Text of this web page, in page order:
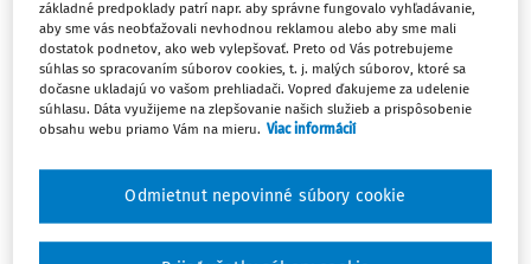
§ 142 Občianskeho súdneho poriadku
Občiansky súdny poriadok neukladá súdu povinnosť, aby v
prípade, keď advokát v konaní zastupuje viacerých
účastníkov, doručoval advokátovi svoje rozhodnutie v
zastúpených účastníkov.
Rozhodnutie súdu je účinne doručené doručením ich
základné predpoklady patrí napr. aby správne fungovalo vyhľadávanie,
aby sme vás neobťažovali nevhodnou reklamou alebo aby sme mali
dostatok podnetov, ako web vylepšovať. Preto od Vás potrebujeme
súhlas so spracovaním súborov cookies, t. j. malých súborov, ktoré sa
dočasne ukladajú vo vašom prehliadači. Vopred ďakujeme za udelenie
súhlasu. Dáta využijeme na zlepšovanie našich služieb a prispôsobenie
obsahu webu priamo Vám na mieru. Viac informácií
Odmietnut nepovinné súbory cookie